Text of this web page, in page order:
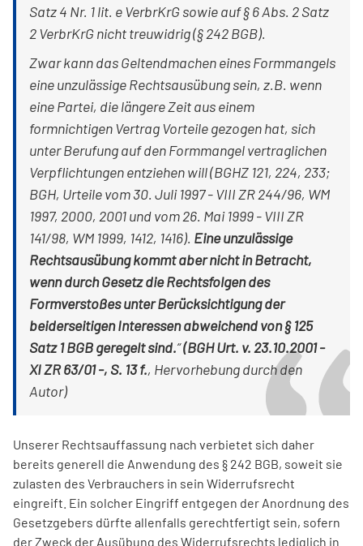
Satz 4 Nr. 1 lit. e VerbrKrG sowie auf § 6 Abs. 2 Satz
2 VerbrKrG nicht treuwidrig (§ 242 BGB).
Zwar kann das Geltendmachen eines Formmangels
eine unzulässige Rechtsausübung sein, z.B. wenn
eine Partei, die längere Zeit aus einem
formnichtigen Vertrag Vorteile gezogen hat, sich
unter Berufung auf den Formmangel vertraglichen
Verpflichtungen entziehen will (BGHZ 121, 224, 233;
BGH, Urteile vom 30. Juli 1997 - VIII ZR 244/96, WM
1997, 2000, 2001 und vom 26. Mai 1999 - VIII ZR
141/98, WM 1999, 1412, 1416). Eine unzulässige
Rechtsausübung kommt aber nicht in Betracht,
wenn durch Gesetz die Rechtsfolgen des
Formverstoßes unter Berücksichtigung der
beiderseitigen Interessen abweichend von § 125
Satz 1 BGB geregelt sind.“(BGH Urt. v. 23.10.2001 -
XI ZR 63/01 -, S. 13 f., Hervorhebung durch den
Autor)
Unserer Rechtsauffassung nach verbietet sich daher
bereits generell die Anwendung des § 242 BGB, soweit sie
zulasten des Verbrauchers in sein Widerrufsrecht
eingreift. Ein solcher Eingriff entgegen der Anordnung des
Gesetzgebers dürfte allenfalls gerechtfertigt sein, sofern
der Zweck der Ausübung des Widerrufsrechts lediglich in